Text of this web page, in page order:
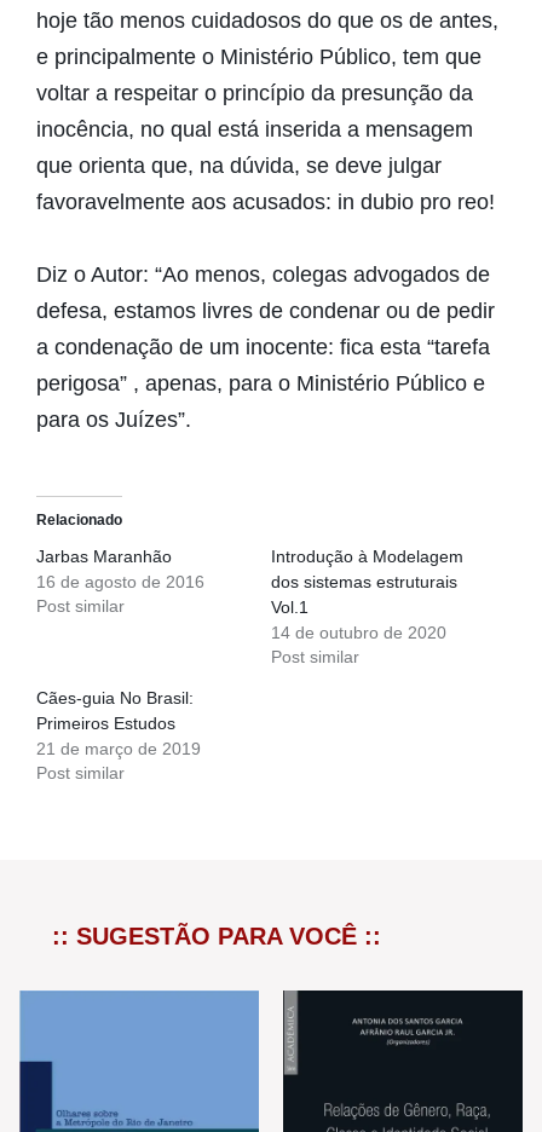
hoje tão menos cuidadosos do que os de antes,
e principalmente o Ministério Público, tem que
voltar a respeitar o princípio da presunção da
inocência, no qual está inserida a mensagem
que orienta que, na dúvida, se deve julgar
favoravelmente aos acusados: in dubio pro reo!
Diz o Autor: “Ao menos, colegas advogados de
defesa, estamos livres de condenar ou de pedir
a condenação de um inocente: fica esta “tarefa
perigosa” , apenas, para o Ministério Público e
para os Juízes”.
Relacionado
Jarbas Maranhão
16 de agosto de 2016
Post similar
Introdução à Modelagem
dos sistemas estruturais
Vol.1
14 de outubro de 2020
Post similar
Cães-guia No Brasil:
Primeiros Estudos
21 de março de 2019
Post similar
:: SUGESTÃO PARA VOCÊ ::